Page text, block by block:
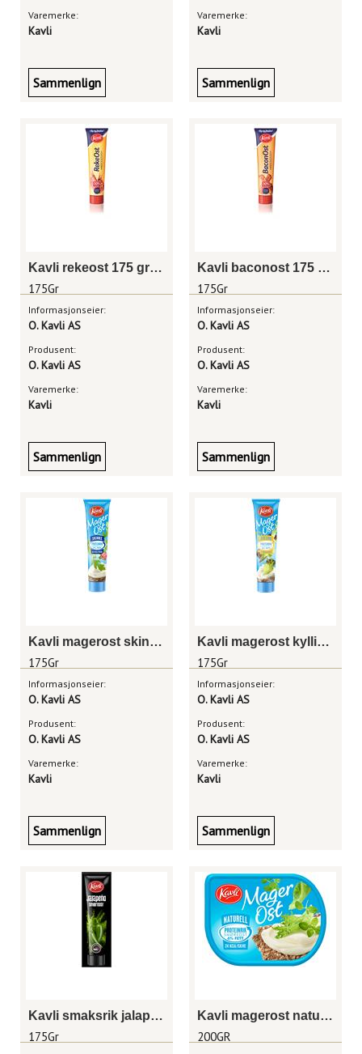
Varemerke:
Kavli
Sammenlign
Varemerke:
Kavli
Sammenlign
Kavli rekeost 175 gram tube
175Gr
Informasjonseier:
O. Kavli AS
Produsent:
O. Kavli AS
Varemerke:
Kavli
Sammenlign
Kavli baconost 175 gram tube
175Gr
Informasjonseier:
O. Kavli AS
Produsent:
O. Kavli AS
Varemerke:
Kavli
Sammenlign
Kavli magerost skinke 175 gram tube
175Gr
Informasjonseier:
O. Kavli AS
Produsent:
O. Kavli AS
Varemerke:
Kavli
Sammenlign
Kavli magerost kylling 175 gram tube
175Gr
Informasjonseier:
O. Kavli AS
Produsent:
O. Kavli AS
Varemerke:
Kavli
Sammenlign
Kavli smaksrik jalapeño 175 gram tube
175Gr
Kavli magerost naturell 200 gram beger
200GR